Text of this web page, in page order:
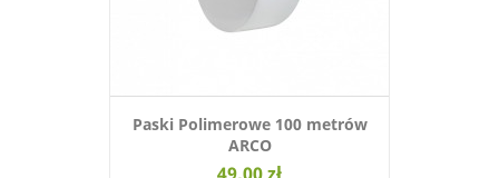
Paski Polimerowe 100 metrów
ARCO